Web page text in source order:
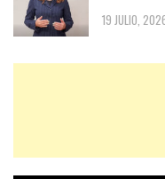
19 JULIO,